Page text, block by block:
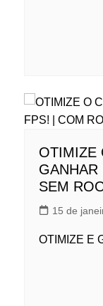
OTIMIZE
SEM
15 de
OTIMIZE E